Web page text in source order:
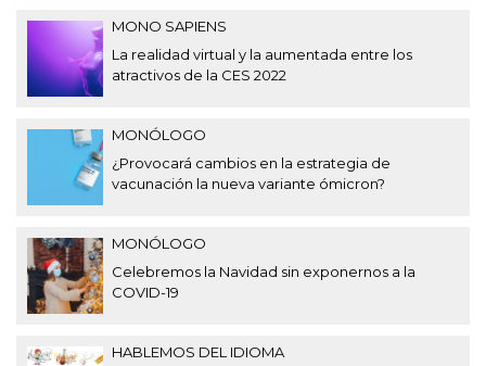
MONO SAPIENS
La realidad virtual y la aumentada entre los
atractivos de la CES 2022
MONÓLOGO
¿Provocará cambios en la estrategia de
vacunación la nueva variante ómicron?
MONÓLOGO
Celebremos la Navidad sin exponernos a la
COVID-19
HABLEMOS DEL IDIOMA